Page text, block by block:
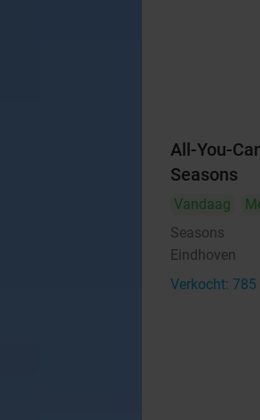
All-You-
Seasons
Vandaag
Seasons
Eindhoven
Verkocht: 785